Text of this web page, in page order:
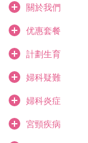
關於我們
优惠套餐
計劃生育
婦科疑難
婦科炎症
宮頸疾病